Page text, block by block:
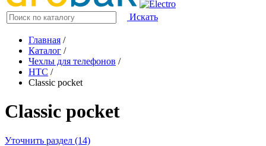
Искать
Главная /
Каталог /
Чехлы для телефонов /
HTC /
Classic pocket
Classic pocket
Уточнить раздел (14)